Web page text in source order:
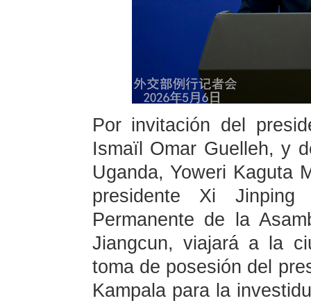
Por invitación del
Ismaïl Omar Guelleh, y
Uganda, Yoweri Kaguta
presidente Xi
Permanente de la
Jiangcun, viajará a la
toma de posesión del
Kampala para la